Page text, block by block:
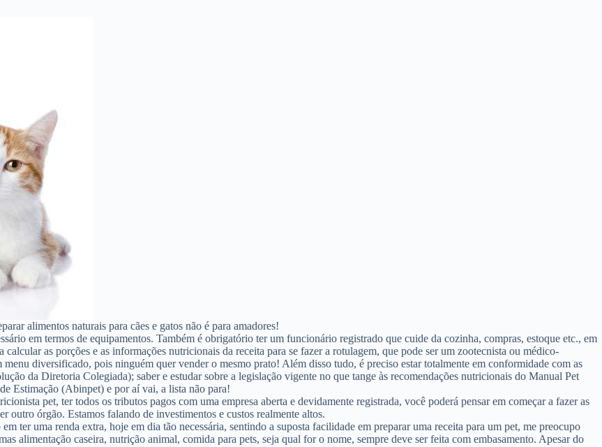
alimentos naturais para cães e gatos não é para amadores!
em termos de equipamentos. Também é obrigatório ter um funcionário registrado que cuide da cozinha, compras, estoque etc., em
as porções e as informações nutricionais da receita para se fazer a rotulagem, que pode ser um zootecnista ou médico-
diversificado, pois ninguém quer vender o mesmo prato! Além disso tudo, é preciso estar totalmente em conformidade com as
da Diretoria Colegiada); saber e estudar sobre a legislação vigente no que tange às recomendações nutricionais do Manual Pet
Estimação (Abinpet) e por aí vai, a lista não para!
pet, ter todos os tributos pagos com uma empresa aberta e devidamente registrada, você poderá pensar em começar a fazer as
outro órgão. Estamos falando de investimentos e custos realmente altos.
ter uma renda extra, hoje em dia tão necessária, sentindo a suposta facilidade em preparar uma receita para um pet, me preocupo
alimentação caseira, nutrição animal, comida para pets, seja qual for o nome, sempre deve ser feita com embasamento. Apesar do